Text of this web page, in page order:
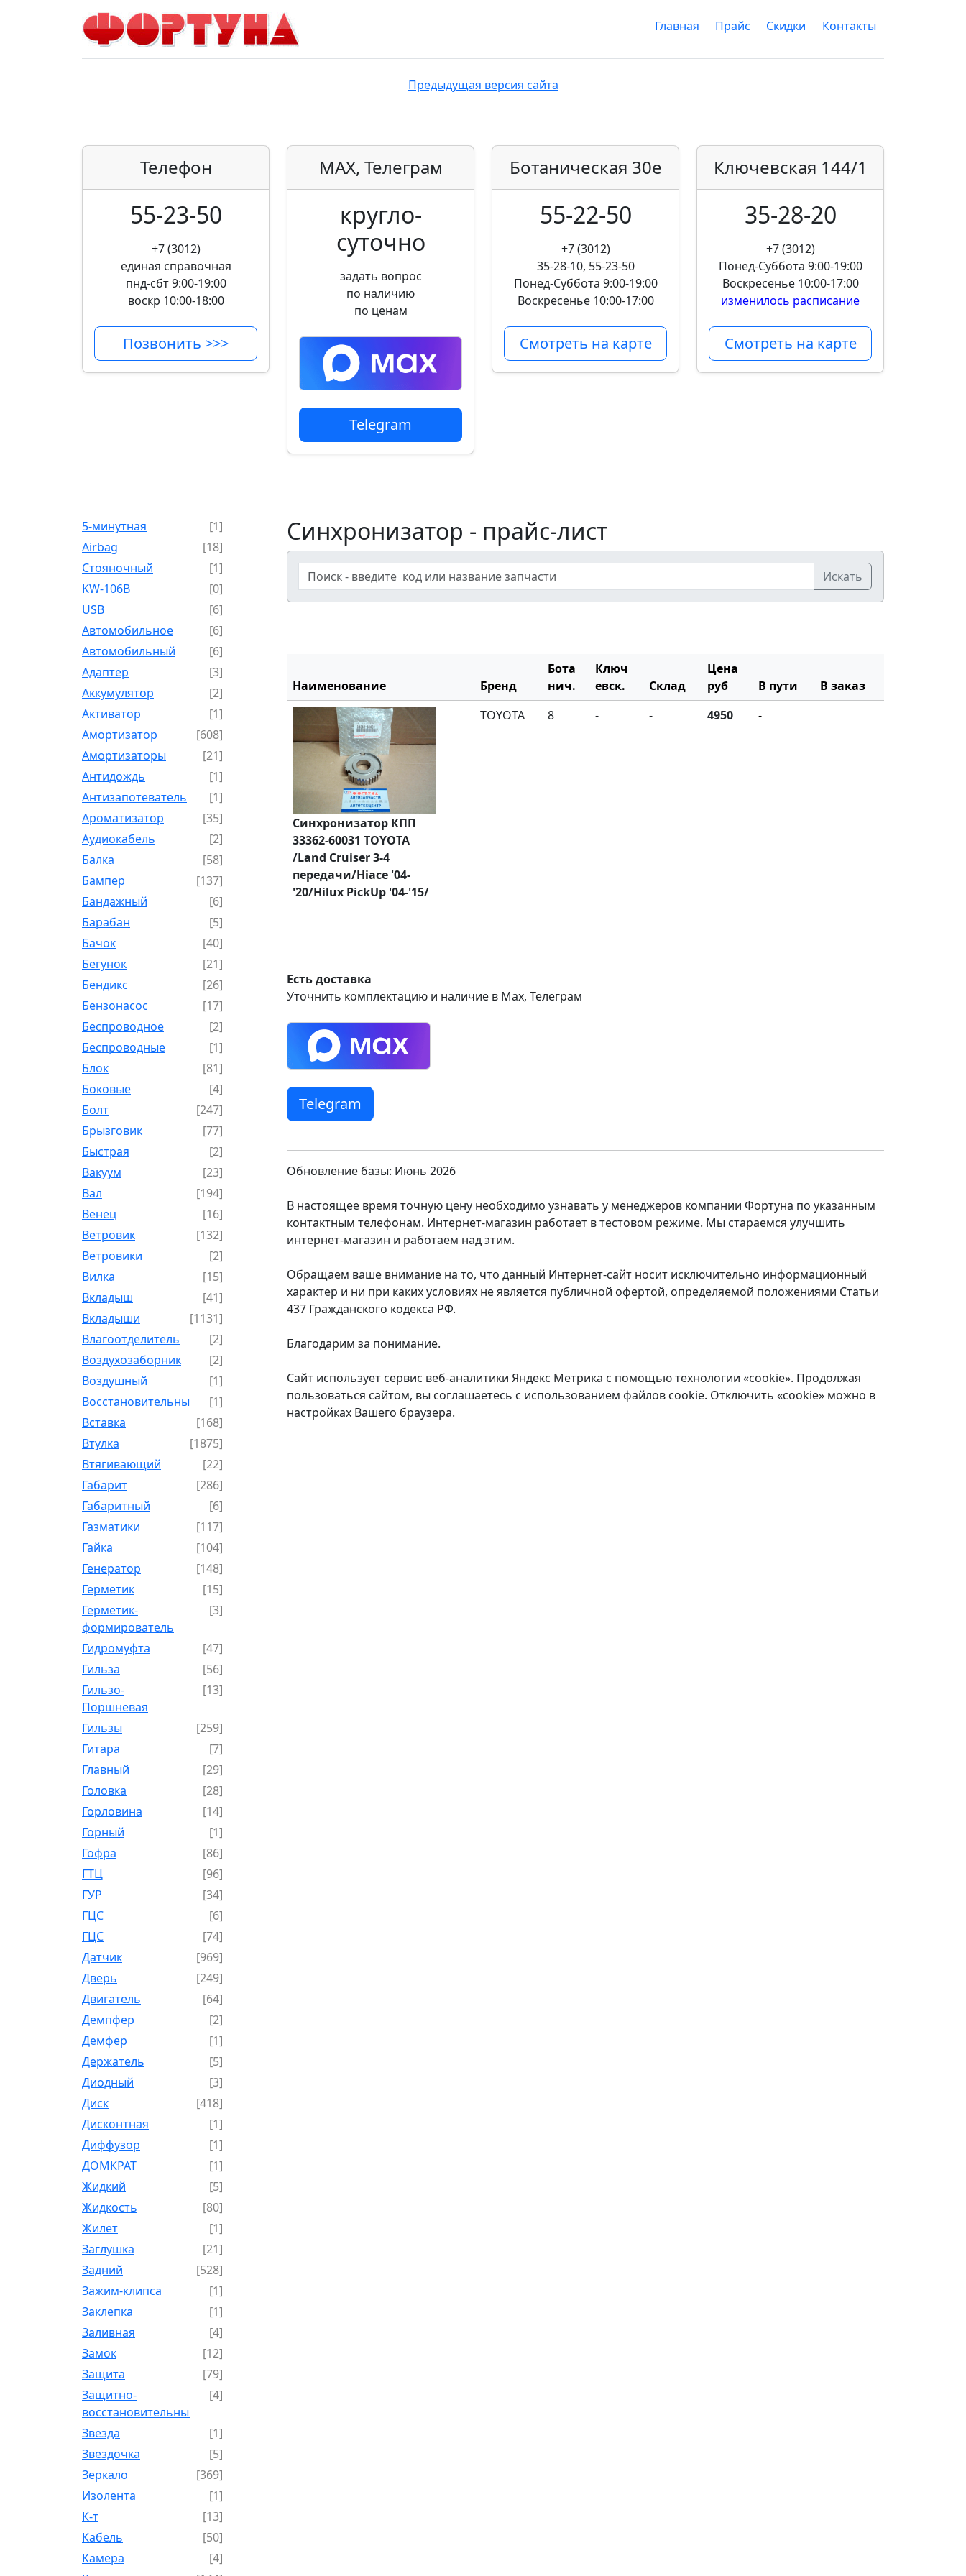
Главная Прайс Скидки Контакты
Предыдущая версия сайта
Телефон
55-23-50
+7 (3012)
единая справочная
пнд-сбт 9:00-19:00
воскр 10:00-18:00
Позвонить >>>
MAX, Телеграм
кругло­
суточно
задать вопрос
по наличию
по ценам
Telegram
Ботаническая 30е
55-22-50
+7 (3012)
35-28-10, 55-23-50
Понед-Суббота 9:00-19:00
Воскресенье 10:00-17:00
Смотреть на карте
Ключевская 144/1
35-28-20
+7 (3012)
Понед-Суббота 9:00-19:00
Воскресенье 10:00-17:00
изменилось расписание
Смотреть на карте
5-минутная
[1]
Airbag
[18]
Cтояночный
[1]
KW-106B
[0]
USB
[6]
Автомобильное
[6]
Автомобильный
[6]
Адаптер
[3]
Аккумулятор
[2]
Активатор
[1]
Амортизатор
[608]
Амортизаторы
[21]
Антидождь
[1]
Антизапотеватель
[1]
Ароматизатор
[35]
Аудиокабель
[2]
Балка
[58]
Бампер
[137]
Бандажный
[6]
Барабан
[5]
Бачок
[40]
Бегунок
[21]
Бендикс
[26]
Бензонасос
[17]
Беспроводное
[2]
Беспроводные
[1]
Блок
[81]
Боковые
[4]
Болт
[247]
Брызговик
[77]
Быстрая
[2]
Вакуум
[23]
Вал
[194]
Венец
[16]
Ветровик
[132]
Ветровики
[2]
Вилка
[15]
Вкладыш
[41]
Вкладыши
[1131]
Влагоотделитель
[2]
Воздухозаборник
[2]
Воздушный
[1]
Восстановительный
[1]
Вставка
[168]
Втулка
[1875]
Втягивающий
[22]
Габарит
[286]
Габаритный
[6]
Газматики
[117]
Гайка
[104]
Генератор
[148]
Герметик
[15]
Герметик-
формирователь
[3]
Гидромуфта
[47]
Гильза
[56]
Гильзо-
Поршневая
[13]
Гильзы
[259]
Гитара
[7]
Главный
[29]
Головка
[28]
Горловина
[14]
Горный
[1]
Гофра
[86]
ГТЦ
[96]
ГУР
[34]
ГЦC
[6]
ГЦС
[74]
Датчик
[969]
Дверь
[249]
Двигатель
[64]
Демпфер
[2]
Демфер
[1]
Держатель
[5]
Диодный
[3]
Диск
[418]
Дисконтная
[1]
Диффузор
[1]
ДОМКРАТ
[1]
Жидкий
[5]
Жидкость
[80]
Жилет
[1]
Заглушка
[21]
Задний
[528]
Зажим-клипса
[1]
Заклепка
[1]
Заливная
[4]
Замок
[12]
Защита
[79]
Защитно-
восстановительный
[4]
Звезда
[1]
Звездочка
[5]
Зеркало
[369]
Изолента
[1]
К-т
[13]
Кабель
[50]
Камера
[4]
Синхронизатор - прайс-лист
Искать
Наименование Бренд
Бота
нич.
Ключ
евск.
Склад
Цена
руб
В пути В заказ
Синхронизатор КПП
33362-60031 TOYOTA
/Land Cruiser 3-4
передачи/Hiace '04-
'20/Hilux PickUp '04-'15/
TOYOTA 8 - - 4950 -
Есть доставка
Уточнить комплектацию и наличие в Max, Телеграм
Telegram
Обновление базы: Июнь 2026
В настоящее время точную цену необходимо узнавать у менеджеров компании Фортуна по указанным
контактным телефонам. Интернет-магазин работает в тестовом режиме. Мы стараемся улучшить
интернет-магазин и работаем над этим.
Обращаем ваше внимание на то, что данный Интернет-сайт носит исключительно информационный
характер и ни при каких условиях не является публичной офертой, определяемой положениями Статьи
437 Гражданского кодекса РФ.
Благодарим за понимание.
Сайт использует сервис веб-аналитики Яндекс Метрика с помощью технологии «cookie». Продолжая
пользоваться сайтом, вы соглашаетесь с использованием файлов cookie. Отключить «cookie» можно в
настройках Вашего браузера.